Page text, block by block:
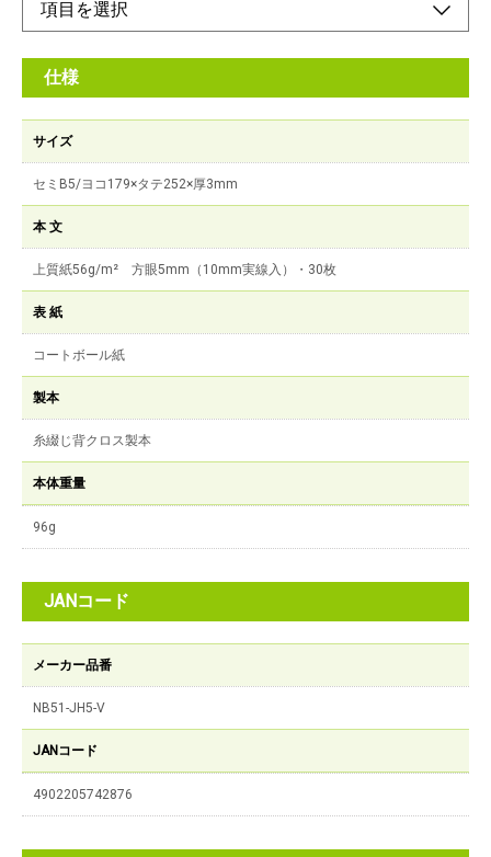
仕様
サイズ
セミB5/ヨコ179×タテ252×厚3mm
本 文
上質紙56g/m² 方眼5mm（10mm実線入）・30枚
表 紙
コートボール紙
製本
糸綴じ背クロス製本
本体重量
96g
JANコード
メーカー品番
NB51-JH5-V
JANコード
4902205742876